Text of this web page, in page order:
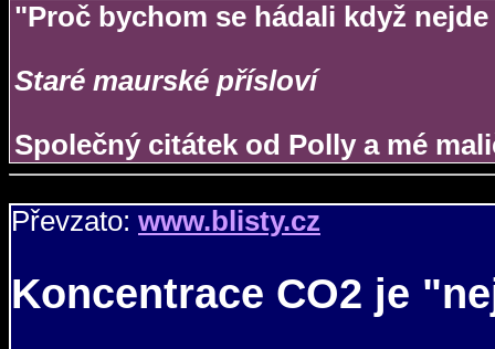
"Proč bychom se hádali když
Staré maurské přísloví
Společný citátek od Polly a mé
Převzato: www.blisty.cz
Koncentrace CO2 je